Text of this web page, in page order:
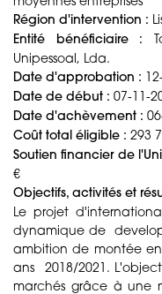
Région d'intervention :
Entité bénéficiaire :
Unipessoal, Lda.
Date d'approbation :
Date de début : 07-11-
Date d'achèvement :
Coût total éligible : 293
Soutien financier de
€
Objectifs, activités et
Le projet
dynamique de
ambition de montée
ans 2018/2021.
marchés grâce à une